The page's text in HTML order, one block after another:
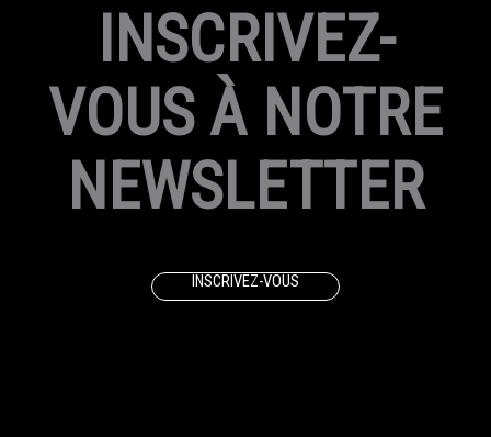
INSCRIVEZ-
VOUS À NOTRE
NEWSLETTER
INSCRIVEZ-VOUS